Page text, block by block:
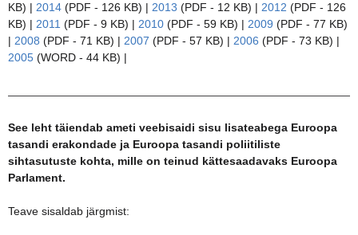
KB) | 2014 (PDF - 126 KB) | 2013 (PDF - 12 KB) | 2012 (PDF - 126
KB) | 2011 (PDF - 9 KB) | 2010 (PDF - 59 KB) | 2009 (PDF - 77 KB)
| 2008 (PDF - 71 KB) | 2007 (PDF - 57 KB) | 2006 (PDF - 73 KB) |
2005 (WORD - 44 KB) |
See leht täiendab ameti veebisaidi sisu lisateabega Euroopa
tasandi erakondade ja Euroopa tasandi poliitiliste
sihtasutuste kohta, mille on teinud kättesaadavaks Euroopa
Parlament.
Teave sisaldab järgmist: